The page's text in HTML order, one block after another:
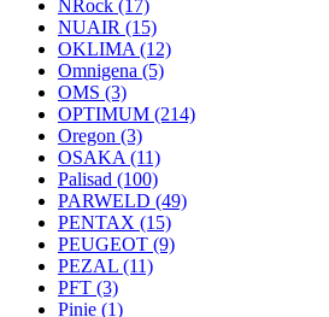
NRock (17)
NUAIR (15)
OKLIMA (12)
Omnigena (5)
OMS (3)
OPTIMUM (214)
Oregon (3)
OSAKA (11)
Palisad (100)
PARWELD (49)
PENTAX (15)
PEUGEOT (9)
PEZAL (11)
PFT (3)
Pinie (1)